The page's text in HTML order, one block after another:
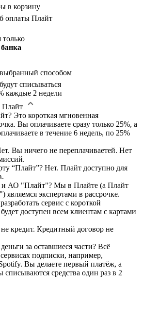
в корзину
оплаты Плайт
только
способом
списываться
каждые 2 недели
Плайт
Это короткая мгновенная
Вы оплачиваете сразу только 25%, а
в течение 6 недель, по 25%
Вы ничего не переплачиваетей. Нет
“Плайт”? Нет. Плайт доступно для
и АО "Плайт"? Мы в Плайте (а Плайт
экспертами в рассрочке.
сервис с короткой
доступен всем клиентам с картами
кредит. Кредитный договор не
за оставшиеся части? Всё
подписки, например,
Вы делаете первый платёж, а
списываются средства один раз в 2